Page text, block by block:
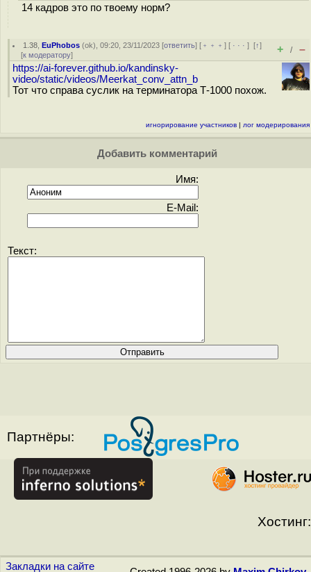
14 кадров это по твоему норм?
1.38 ,EuPhobos (ok), 09:20, 23/11/2023 [ответить] [ ﹢﹢﹢] [ · · ·][↑]
[к модератору] + / –
https://ai-forever.github.io/kandinsky-
video/static/videos/Meerkat_conv_attn_b
Тот что справа суслик на терминатора Т-1000 похож.
игнорирование участников | лог модерирования
Добавить комментарий
Имя:
E-Mail:
Текст:
Партнёры:
Хостинг:
Закладки на сайте